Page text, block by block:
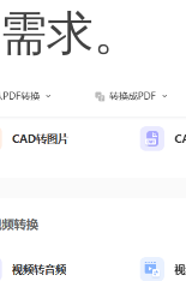
求。